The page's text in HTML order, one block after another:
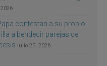
contestan a su propio
a bendecir parejas del
julio 25, 2026